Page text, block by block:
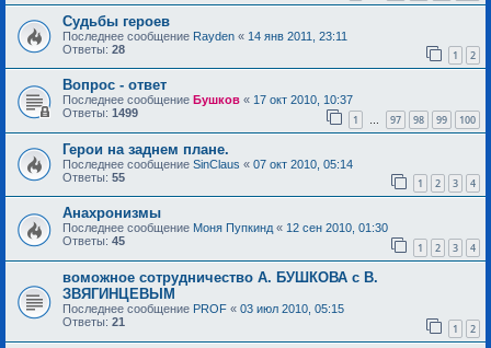
Судьбы героев
Последнее сообщение Rayden « 14 янв 2011, 23:11
Ответы: 28 1 2
Вопрос - ответ
Последнее сообщение Бушков « 17 окт 2010, 10:37
Ответы: 1499 1 … 97 98 99 100
Герои на заднем плане.
Последнее сообщение SinClaus « 07 окт 2010, 05:14
Ответы: 55 1 2 3 4
Анахронизмы
Последнее сообщение Моня Пупкинд« 12 сен 2010, 01:30
Ответы: 45 1 2 3 4
воможное сотрудничество А. БУШКОВА с В.
ЗВЯГИНЦЕВЫМ
Последнее сообщение PROF « 03 июл 2010, 05:15
Ответы: 21 1 2